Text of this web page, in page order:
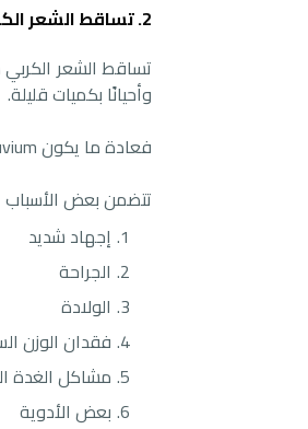
2. تساقط الشعر الكربي
تساقط الشعر
وأحيانًا بكميات قليلة.
فعادة ما يكون Telogen effluvium حالة مؤقتة تزول مع مرور الوقت، وهنا يُنصح بمراجعة الطبيب لمعرفة السبب.
تتضمن بعض الأسباب
إجهاد شديد
الجراحة
الولادة
فقدان الوزن
مشاكل الغدة
بعض الأدوية